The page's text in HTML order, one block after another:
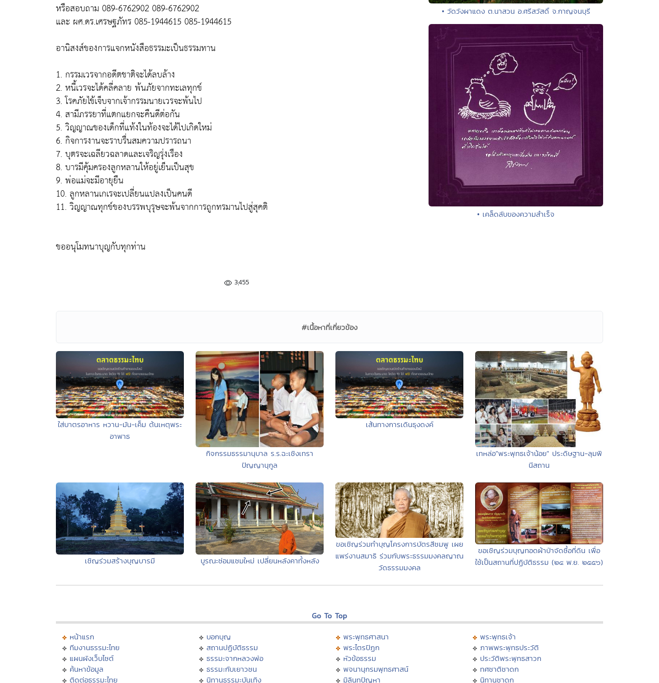
หรือสอบถาม 089-6762902 089-6762902
และ ผศ.ดร.เศรษฐภัทร 085-1944615 085-1944615
อานิสงส์ของการแจกหนังสือธรรมะเป็นธรรมทาน
1. กรรมเวรจากอดีตชาติจะได้ลบล้าง
2. หนี้เวรจะได้คลี่คลาย พ้นภัยจากทะเลทุกข์
3. โรคภัยไข้เจ็บจากเจ้ากรรมนายเวรจะพ้นไป
4. สามีภรรยาที่แตกแยกจะคืนดีต่อกัน
5. วิญญาณของเด็กที่แท้งในท้องจะได้ไปเกิดใหม่
6. กิจการงานจะราบรื่นสมความปรารถนา
7. บุตรจะเฉลียวฉลาดและเจริญรุ่งเรือง
8. บารมีคุ้มครองลูกหลานให้อยู่เย็นเป็นสุข
9. พ่อแม่จะมีอายุยืน
10. ลูกหลานเกเรจะเปลี่ยนแปลงเป็นคนดี
11. วิญญาณทุกข์ของบรรพบุรุษจะพ้นจากการถูกทรมานไปสู่สุคติ
ขออนุโมทนาบุญกับทุกท่าน
3,455
• วัดวังผาแดง ต.นาสวน อ.ศรีสวัสดิ์ จ.กาญจนบุรี
• เคล็ดลับของความสำเร็จ
#เนื้อหาที่เกี่ยวข้อง
ใส่บาตรอาหาร หวาน-มัน-เค็ม ต้นเหตุพระ
อาพาธ
กิจกรรมธรรมานุบาล ร.ร.ฉะเชิงเทรา
ปัญญานุกูล
เส้นทางการเดินธุงดงค์
เทหล่อ"พระพุทธเจ้าน้อย" ประดิษฐาน-ลุมพิ
นีสถาน
เชิญร่วมสร้างบุญบารมี บูรณะซ่อมแซมใหม่ เปลี่ยนหลังคาทั้งหลัง
ขอเชิญร่วมทำบุญโครงการบัตรสีชมพู เผย
แพร่งานสมาธิ ร่วมกับพระธรรมมงคลญาณ
วัดธรรมมงคล
ขอเชิญร่วมบุญทอดผ้าป่าจัดซื้อที่ดิน เพื่อ
ใช้เป็นสถานที่ปฏิบัติธรรม (๒๔ พ.ย. ๒๕๕๖)
Go To Top
หน้าแรก
ทีมงานธรรมะไทย
แผนผังเว็บไซต์
ค้นหาข้อมูล
ติดต่อธรรมะไทย
บอกบุญ
สถานปฏิบัติธรรม
ธรรมะจากหลวงพ่อ
ธรรมะกับเยาวชน
นิทานธรรมะบันเทิง
พระพุทธศาสนา
พระไตรปิฏก
หัวข้อธรรม
พจนานุกรมพุทธศาสน์
มิลินทปัญหา
พระพุทธเจ้า
ภาพพระพุทธประวัติ
ประวัติพระพุทธสาวก
ทศชาติชาดก
นิทานชาดก